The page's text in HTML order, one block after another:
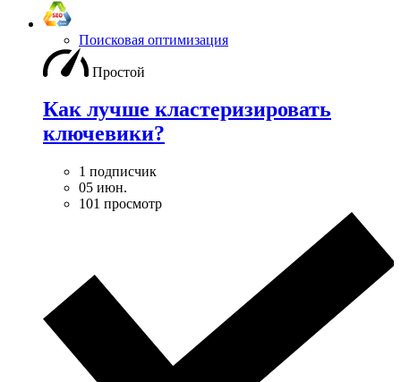
Поисковая оптимизация
Простой
Как лучше кластеризировать
ключевики?
1 подписчик
05 июн.
101 просмотр